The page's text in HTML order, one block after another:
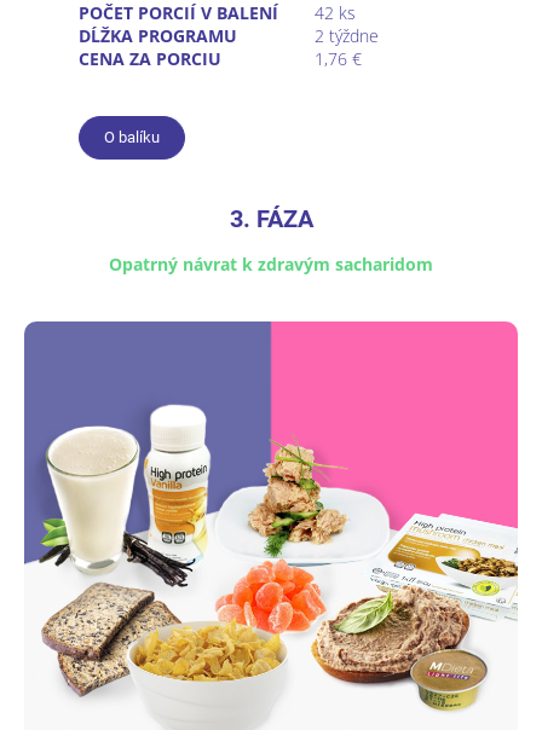
POČET PORCIÍ V BALENÍ
42 ks
DĹŽKA PROGRAMU
2 týždne
CENA ZA PORCIU
1,76 €
O balíku
3. FÁZA
Opatrný návrat k zdravým sacharidom